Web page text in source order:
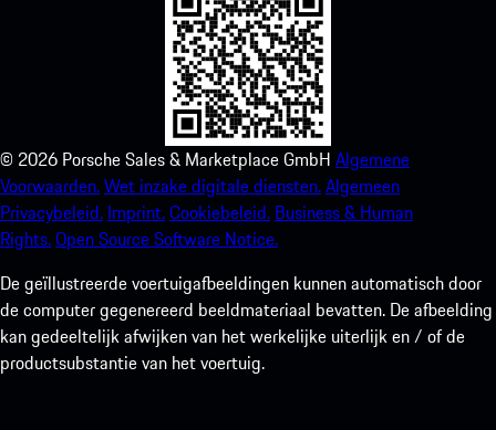
© 2026 Porsche Sales & Marketplace GmbH Algemene
Voorwaarden.Wet inzake digitale diensten.Algemeen
Privacybeleid. Imprint.Cookiebeleid. Business & Human
Rights.Open Source Software Notice.
De geïllustreerde voertuigafbeeldingen kunnen automatisch door
de computer gegenereerd beeldmateriaal bevatten. De afbeelding
kan gedeeltelijk afwijken van het werkelijke uiterlijk en / of de
productsubstantie van het voertuig.